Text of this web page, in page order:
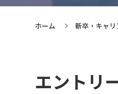
ホーム 新卒・キャリ
エントリ